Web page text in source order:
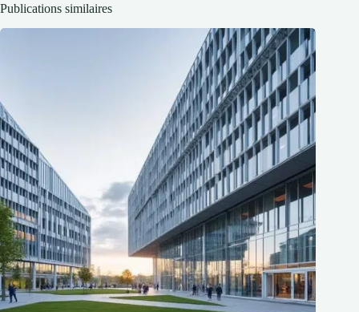
Publications similaires